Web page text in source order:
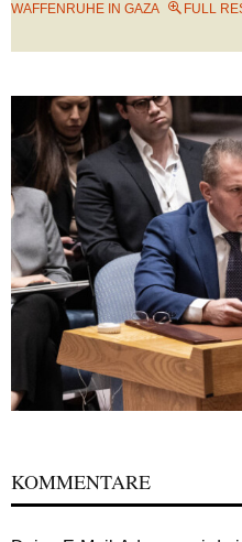
WAFFENRUHE IN GAZA
FULL
KOMMENTARE